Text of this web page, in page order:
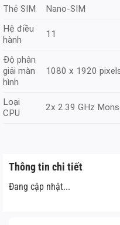
Thẻ SIM
Nano-SIM
Hệ điều
hành
11
Độ phân
giải màn
hình
1080 x 1920
Loại
CPU
2x 2.39 GHz
Thông tin chi tiết
Đang cập nhật...